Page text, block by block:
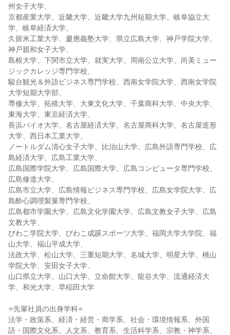
州女子大学、
京都産業大学、近畿大学、近畿大学九州短期大学、岐阜協立大
学、岐阜経済大学、
久留米工業大学、慶應義塾大学、県立広島大学、神戸学院大学、
神戸親和女子大学、
島根大学、下関市立大学、就実大学、周南公立大学、尚美ミュー
ジックカレッジ専門学校、
駿台観光＆外語ビジネス専門学校、西南女学院大学、西南女学院
大学短期大学部、
専修大学、拓殖大学、大東文化大学、千葉商科大学、中央大学、
東海大学、東京経済大学、
長浜バイオ大学、名古屋経済大学、名古屋商科大学、名古屋造形
大学、西日本工業大学、
ノートルダム清心女子大学、比治山大学、広島外語専門学校、広
島経済大学、広島工業大学、
広島国際学院大学、広島国際大学、広島コンピュータ専門学校、
広島修道大学、
広島市立大学、広島情報ビジネス専門学校、広島女学院大学、広
島酔心調理製菓専門学校、
広島都市学園大学、広島文化学園大学、広島文教女子大学、広島
文教大学、
びわこ学院大学、びわこ成蹊スポーツ大学、福岡大学大学院、福
山大学、福山平成大学、
法政大学、松山大学、三重短期大学、名城大学、明星大学、桃山
学院大学、安田女子大学、
山口県立大学、山口大学、立命館大学、龍谷大学、流通経済大
学、和光大学、早稲田大学
⭐先輩社員の出身学科⭐
法学・政策系、経済・経営・商学系、社会・環境情報系、外国
語・国際文化系、人文系、教育系、生活科学系、宗教・神学系、